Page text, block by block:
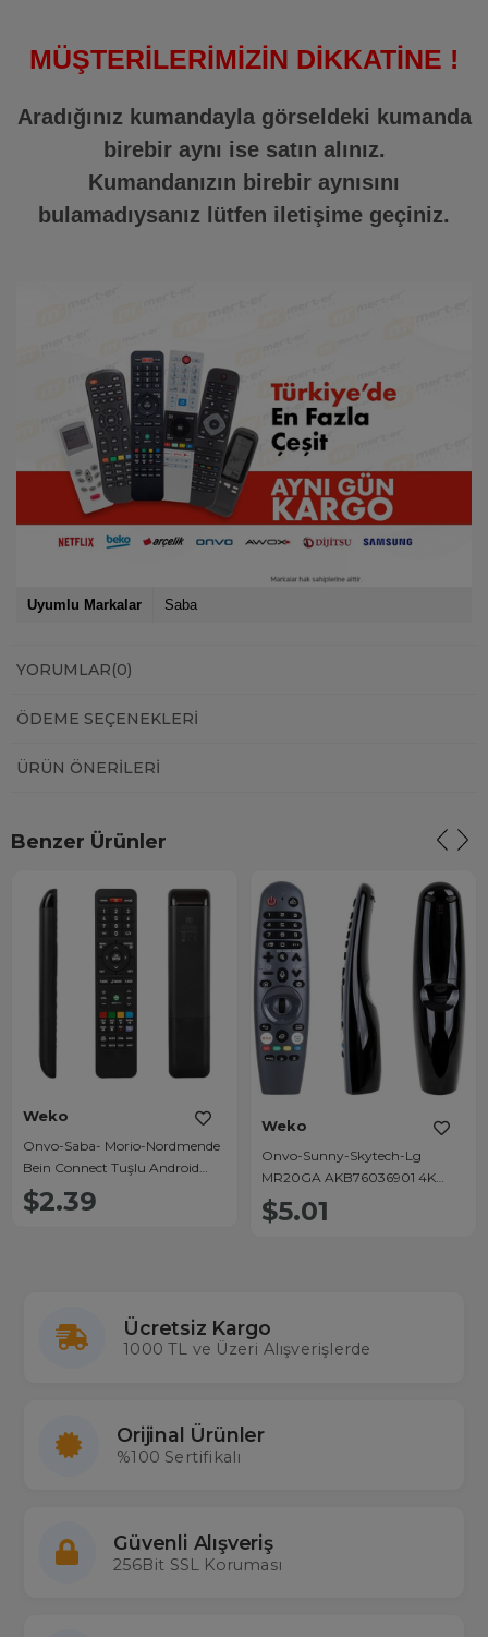
MÜŞTERİLERİMİZİN DİKKATİNE !
Aradığınız kumandayla görseldeki kumanda
birebir aynı ise satın alınız.
Kumandanızın birebir aynısını
bulamadıysanız lütfen iletişime geçiniz.
Uyumlu Markalar Saba
YORUMLAR(0)
ÖDEME SEÇENEKLERI
ÜRÜN ÖNERILERI
Benzer Ürünler
Weko
Onvo-Saba- Morio-Nordmende
Bein Connect Tuşlu Android
Smart Lcd Tv Kumanda
$2.39
Weko
Onvo-Sunny-Skytech-Lg
MR20GA AKB76036901 4K
Webos Ses Komutsuz Smart Tv
Kumanda
$5.01
Ücretsiz Kargo
1000 TL ve Üzeri Alışverişlerde
Orijinal Ürünler
%100 Sertifikalı
Güvenli Alışveriş
256Bit SSL Koruması